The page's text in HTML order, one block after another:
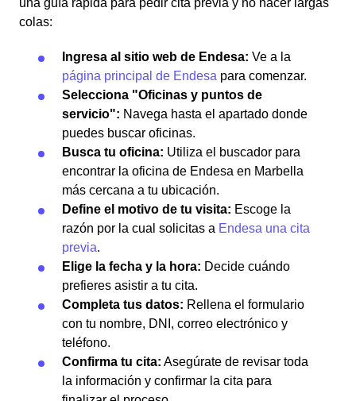
una guía rápida para pedir cita previa y no hacer largas
colas:
Ingresa al sitio web de Endesa: Ve a la
página principal de Endesa para comenzar.
Selecciona "Oficinas y puntos de
servicio": Navega hasta el apartado donde
puedes buscar oficinas.
Busca tu oficina: Utiliza el buscador para
encontrar la oficina de Endesa en Marbella
más cercana a tu ubicación.
Define el motivo de tu visita: Escoge la
razón por la cual solicitas a Endesa una cita
previa.
Elige la fecha y la hora: Decide cuándo
prefieres asistir a tu cita.
Completa tus datos: Rellena el formulario
con tu nombre, DNI, correo electrónico y
teléfono.
Confirma tu cita: Asegúrate de revisar toda
la información y confirmar la cita para